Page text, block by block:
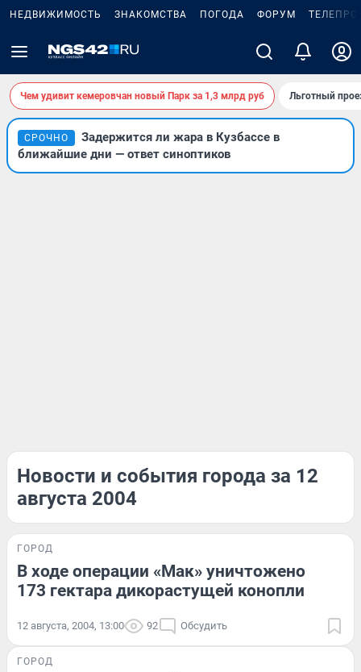
НЕДВИЖИМОСТЬ ЗНАКОМСТВА ПОГОДА ФОРУМ
Чем удивит кемеровчан новый Парк за 1,3 млрд руб Льготный
СРОЧНО
Задержится ли жара в Кузбассе в
ближайшие дни — ответ синоптиков
Новости и события города за 12
августа 2004
ГОРОД
В ходе операции «Мак» уничтожено
173 гектара дикорастущей конопли
12 августа, 2004, 13:00 92 Обсудить
ГОРОД